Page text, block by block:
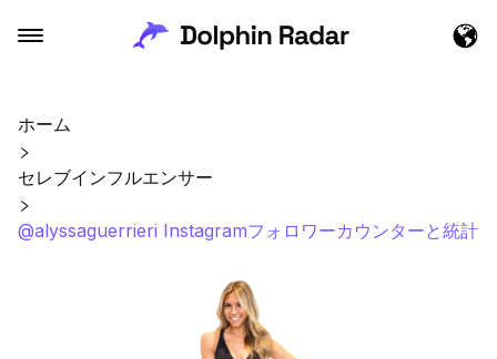
ホーム
セレブインフルエンサー
@alyssaguerrieri Instagramフォロワーカウンターと統計